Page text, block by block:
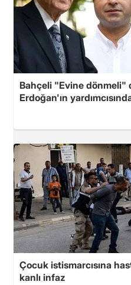
Bahçeli "Evine dönmeli"
Erdoğan'ın
Çocuk istismarcısına
kanlı infaz